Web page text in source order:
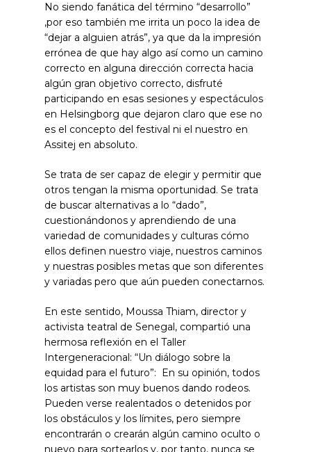
No siendo fanática del término “desarrollo”
,por eso también me irrita un poco la idea de
“dejar a alguien atrás”, ya que da la impresión
errónea de que hay algo así como un camino
correcto en alguna dirección correcta hacia
algún gran objetivo correcto, disfruté
participando en esas sesiones y espectáculos
en Helsingborg que dejaron claro que ese no
es el concepto del festival ni el nuestro en
Assitej en absoluto.
Se trata de ser capaz de elegir y permitir que
otros tengan la misma oportunidad. Se trata
de buscar alternativas a lo “dado”,
cuestionándonos y aprendiendo de una
variedad de comunidades y culturas cómo
ellos definen nuestro viaje, nuestros caminos
y nuestras posibles metas que son diferentes
y variadas pero que aún pueden conectarnos.
En este sentido, Moussa Thiam, director y
activista teatral de Senegal, compartió una
hermosa reflexión en el Taller
Intergeneracional: “Un diálogo sobre la
equidad para el futuro”: En su opinión, todos
los artistas son muy buenos dando rodeos.
Pueden verse realentados o detenidos por
los obstáculos y los límites, pero siempre
encontrarán o crearán algún camino oculto o
nuevo para sortearlos y, por tanto, nunca se